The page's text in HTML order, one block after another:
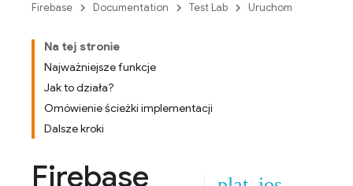
Firebase Documentation Test Lab Uruchom
Na tej stronie
Najważniejsze funkcje
Jak to działa?
Omówienie ścieżki implementacji
Dalsze kroki
Firebase